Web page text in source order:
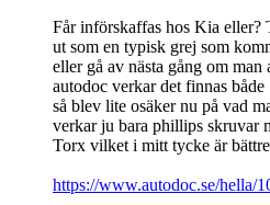
Får införskaffas hos Kia eller?
ut som en typisk grej som
eller gå av nästa gång om man
autodoc verkar det finnas
så blev lite osäker nu på vad
verkar ju bara phillips skruvar
Torx vilket i mitt tycke är
https://www.autodoc.se/hella/